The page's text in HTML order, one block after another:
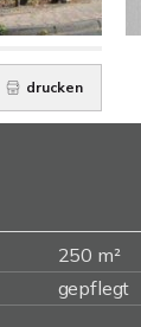
drucken
250 m²
gepflegt